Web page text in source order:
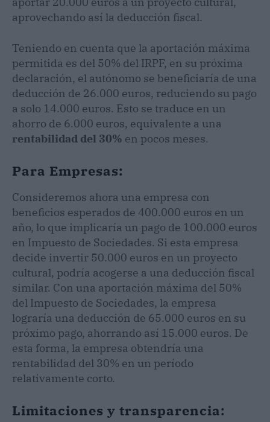
aprovechando así la deducción fiscal.
Teniendo en cuenta que la aportación máxima
permitida es del 50% del IRPF, en su próxima
declaración, el autónomo se beneficiaría de una
deducción de 26.000 euros, reduciendo su pago
a solo 14.000 euros. Esto se traduce en un
ahorro de 6.000 euros, equivalente a una
rentabilidad del 30% en pocos meses.
Para Empresas:
Consideremos ahora una empresa con
beneficios esperados de 400.000 euros en un
año, lo que implicaría un pago de 100.000 euros
en Impuesto de Sociedades. Si esta empresa
decide invertir 50.000 euros en un proyecto
cultural, podría acogerse a una deducción fiscal
similar. Con una aportación máxima del 50%
del Impuesto de Sociedades, la empresa
lograría una deducción de 65.000 euros en su
próximo pago, ahorrando así 15.000 euros. De
esta forma, la empresa obtendría una
rentabilidad del 30% en un período
relativamente corto.
Limitaciones y transparencia: